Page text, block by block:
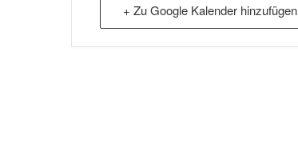
+ Zu Google Kalender hinzufügen